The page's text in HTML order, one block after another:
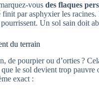
vous des flaques
par asphyxier les racines.
Un sol sain doit
du terrain
de pourpier ou d’orties ?
le sol devient trop
exact :